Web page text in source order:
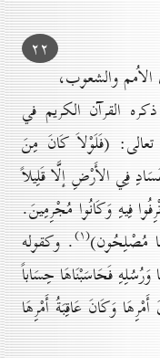
۲۲
الاُمم والشعوب،
القرآن الكريم في
(فَلَوْلاَ كَانَ مِنَ
فِي الأَرْضِ إلَّا قَلِيلاً
فِيهِ وَكَانُوا مُجْرِمِينَ.
مُصْلِحُون)(۱) . وكقوله
فَحَاسَبْنَاهَا حِسَاباً
وَكَانَ عَاقِبَةُ أَمْرِهَا